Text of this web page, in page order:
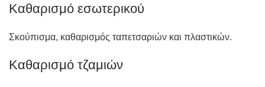
Καθαρισμό εσωτερικού
Σκούπισμα, καθαρισμός ταπετσαριών και πλαστικών.
Καθαρισμό τζαμιών